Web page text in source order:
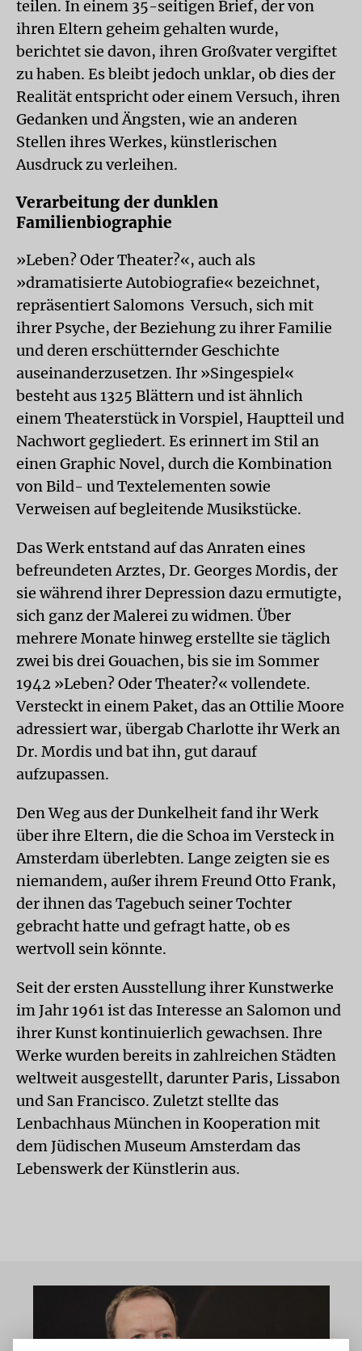
teilen. In einem 35-seitigen Brief, der von
ihren Eltern geheim gehalten wurde,
berichtet sie davon, ihren Großvater vergiftet
zu haben. Es bleibt jedoch unklar, ob dies der
Realität entspricht oder einem Versuch, ihren
Gedanken und Ängsten, wie an anderen
Stellen ihres Werkes, künstlerischen
Ausdruck zu verleihen.
Verarbeitung der dunklen
Familienbiographie
»Leben? Oder Theater?«, auch als
»dramatisierte Autobiografie« bezeichnet,
repräsentiert Salomons Versuch, sich mit
ihrer Psyche, der Beziehung zu ihrer Familie
und deren erschütternder Geschichte
auseinanderzusetzen. Ihr »Singespiel«
besteht aus 1325 Blättern und ist ähnlich
einem Theaterstück in Vorspiel, Hauptteil und
Nachwort gegliedert. Es erinnert im Stil an
einen Graphic Novel, durch die Kombination
von Bild- und Textelementen sowie
Verweisen auf begleitende Musikstücke.
Das Werk entstand auf das Anraten eines
befreundeten Arztes, Dr. Georges Mordis, der
sie während ihrer Depression dazu ermutigte,
sich ganz der Malerei zu widmen. Über
mehrere Monate hinweg erstellte sie täglich
zwei bis drei Gouachen, bis sie im Sommer
1942 »Leben? Oder Theater?« vollendete.
Versteckt in einem Paket, das an Ottilie Moore
adressiert war, übergab Charlotte ihr Werk an
Dr. Mordis und bat ihn, gut darauf
aufzupassen.
Den Weg aus der Dunkelheit fand ihr Werk
über ihre Eltern, die die Schoa im Versteck in
Amsterdam überlebten. Lange zeigten sie es
niemandem, außer ihrem Freund Otto Frank,
der ihnen das Tagebuch seiner Tochter
gebracht hatte und gefragt hatte, ob es
wertvoll sein könnte.
Seit der ersten Ausstellung ihrer Kunstwerke
im Jahr 1961 ist das Interesse an Salomon und
ihrer Kunst kontinuierlich gewachsen. Ihre
Werke wurden bereits in zahlreichen Städten
weltweit ausgestellt, darunter Paris, Lissabon
und San Francisco. Zuletzt stellte das
Lenbachhaus München in Kooperation mit
dem Jüdischen Museum Amsterdam das
Lebenswerk der Künstlerin aus.